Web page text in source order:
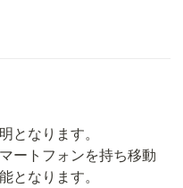
となります。
ートフォンを持ち移動
となります。